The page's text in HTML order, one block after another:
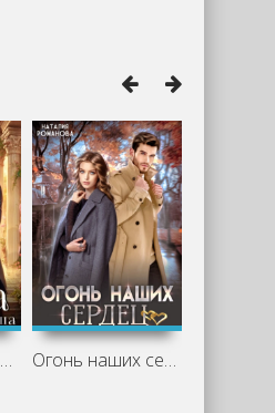
Тайна лорда Кавендиша - Татьяна Ма Огонь наших сердец - Наталия Романова